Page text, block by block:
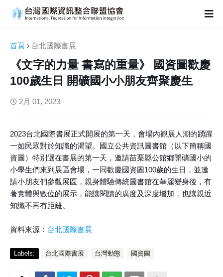
首頁 台北國際書展
《文字的力量 書寫的重量》 國資圖歡慶
100歲生日 開礦國小小朋友齊聚慶生
2月 01, 2023
2023台北國際書展正式開展的第一天，會場內觀展人潮的踴躍
一如民眾對於知識的渴望。國立公共資訊圖書館（以下簡稱國
資圖）特別選在書展的第一天，邀請苗栗縣公館鄉開礦國小的
小學生們來到展區會場，一同歡慶國資圖100歲的生日，並邀
請小朋友們參觀展區，親身體驗傳統圖書館在華麗變身後，有
著實體與數位的展示，能讓閱讀的廣度及深度增加，也讓親近
知識不再有距離。
資料來源： 台北國際書展
Labels: 台北國際書展 台灣動態 國資圖